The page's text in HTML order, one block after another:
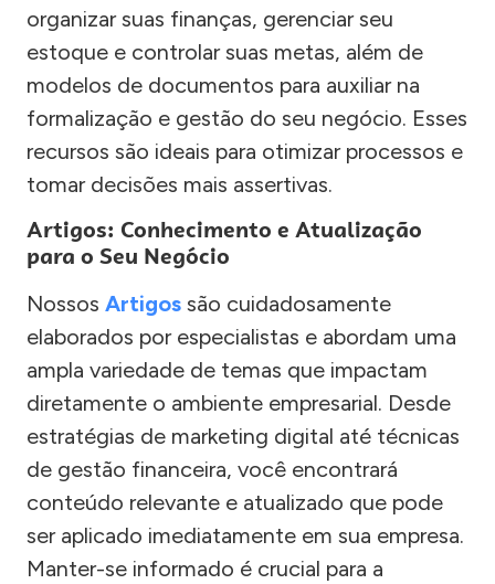
organizar suas finanças, gerenciar seu
estoque e controlar suas metas, além de
modelos de documentos para auxiliar na
formalização e gestão do seu negócio. Esses
recursos são ideais para otimizar processos e
tomar decisões mais assertivas.
Artigos: Conhecimento e Atualização
para o Seu Negócio
Nossos Artigos são cuidadosamente
elaborados por especialistas e abordam uma
ampla variedade de temas que impactam
diretamente o ambiente empresarial. Desde
estratégias de marketing digital até técnicas
de gestão financeira, você encontrará
conteúdo relevante e atualizado que pode
ser aplicado imediatamente em sua empresa.
Manter-se informado é crucial para a